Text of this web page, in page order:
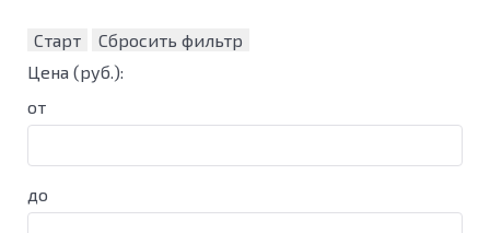
Старт
Сбросить фильтр
Цена (руб.):
от
до